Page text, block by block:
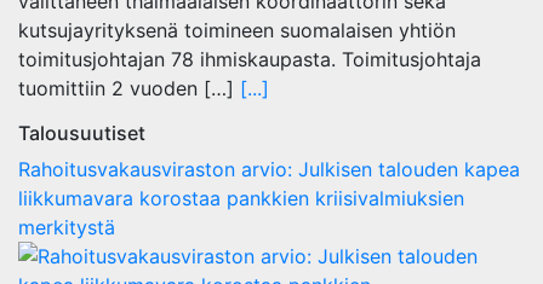
kutsujayrityksenä toimineen suomalaisen yhtiön
toimitusjohtajan 78 ihmiskaupasta. Toimitusjohtaja
tuomittiin 2 vuoden […] [...]
Talousuutiset
Rahoitusvakausviraston arvio: Julkisen talouden kapea
liikkumavara korostaa pankkien kriisivalmiuksien
merkitystä